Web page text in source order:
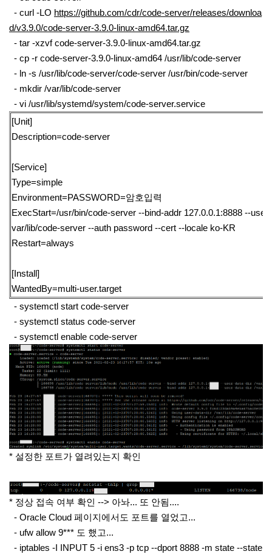
- curl -LO https://github.com/cdr/code-server/releases/downloa
d/v3.9.0/code-server-3.9.0-linux-amd64.tar.gz
- tar -xzvf code-server-3.9.0-linux-amd64.tar.gz
- cp -r code-server-3.9.0-linux-amd64 /usr/lib/code-server
- ln -s /usr/lib/code-server/code-server /usr/bin/code-server
- mkdir /var/lib/code-server
- vi /usr/lib/systemd/system/code-server.service
[Unit]
Description=code-server
[Service]
Type=simple
Environment=PASSWORD=암호입력
ExecStart=/usr/bin/code-server --bind-addr 127.0.0.1:8888 --
var/lib/code-server --auth password --cert --locale ko-KR
Restart=always
[Install]
WantedBy=multi-user.target
- systemctl start code-server
- systemctl status code-server
- systemctl enable code-server
* 설정한 포트가 열려있는지 확인
* 정상 접속 여부 확인 --> 아놔... 또 안됨....
- Oracle Cloud 페이지에서도 포트를 열었고...
- ufw allow 9*** 도 했고...
- iptables -I INPUT 5 -i ens3 -p tcp --dport 8888 -m state --state